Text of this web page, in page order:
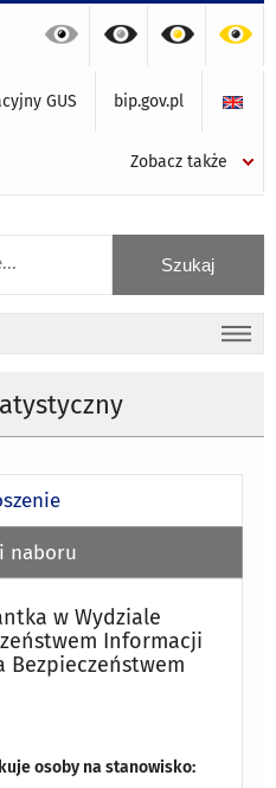
GUS bip.gov.pl
Zobacz także
naboru
w Wydziale
Informacji
Bezpieczeństwem
osoby na stanowisko: